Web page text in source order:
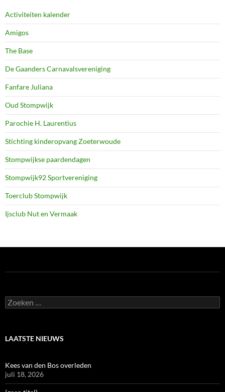
Activiteiten kalender
Amigos
The Base
De Gaanders Carnavalsvereniging
Fanfare Juliana
Oud Stompwijk
Parochie H. Laurentius
Stichting kinderopvang Zoeterwoude
Stompwijkse paardendagen
Stompwijk92 Sportvereniging
Toerclub Stompwijk
Ijsclub Nut en Vermaak
Zoeken
naar:
LAATSTE NIEUWS
Kees van den Bos overleden
juli 18, 2026